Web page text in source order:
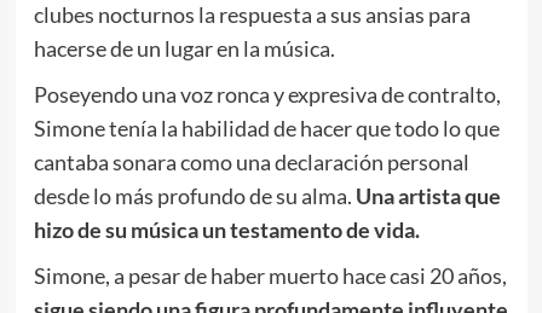
clubes nocturnos la respuesta a sus ansias para
hacerse de un lugar en la música.
Poseyendo una voz ronca y expresiva de contralto,
Simone tenía la habilidad de hacer que todo lo que
cantaba sonara como una declaración personal
desde lo más profundo de su alma. Una artista que
hizo de su música un testamento de vida.
Simone, a pesar de haber muerto hace casi 20 años,